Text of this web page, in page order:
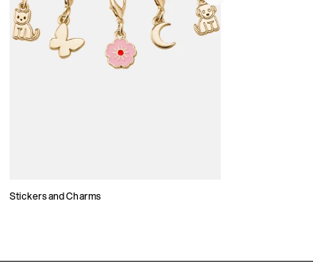
Stickers and Charms